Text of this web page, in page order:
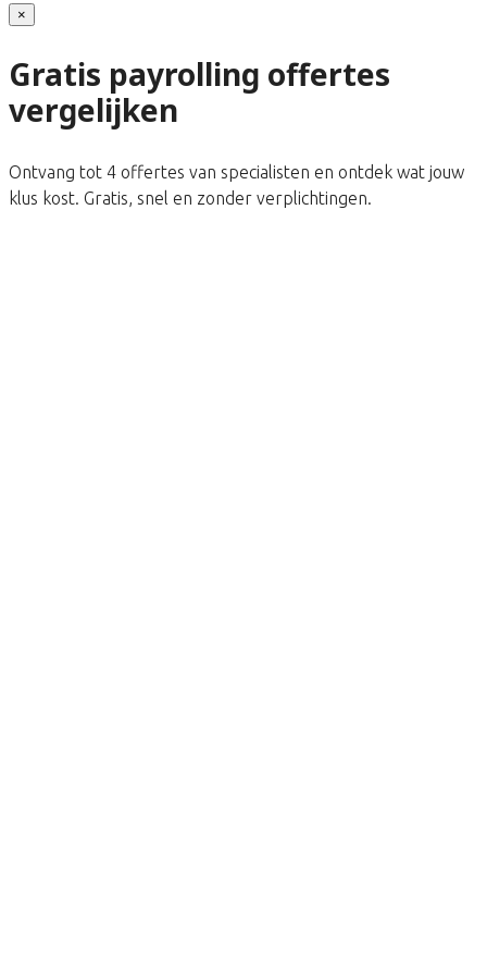
×
Gratis payrolling offertes
vergelijken
Ontvang tot 4 offertes van specialisten en ontdek wat jouw
klus kost. Gratis, snel en zonder verplichtingen.